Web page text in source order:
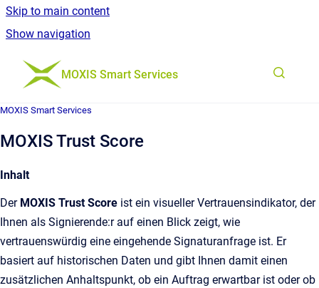
Skip to main content
Show navigation
Go to homepage
MOXIS Smart Services
MOXIS Smart Services
MOXIS Trust Score
Inhalt
Der MOXIS Trust Score ist ein visueller Vertrauensindikator, der
Ihnen als Signierende:r auf einen Blick zeigt, wie
vertrauenswürdig eine eingehende Signaturanfrage ist. Er
basiert auf historischen Daten und gibt Ihnen damit einen
zusätzlichen Anhaltspunkt, ob ein Auftrag erwartbar ist oder ob